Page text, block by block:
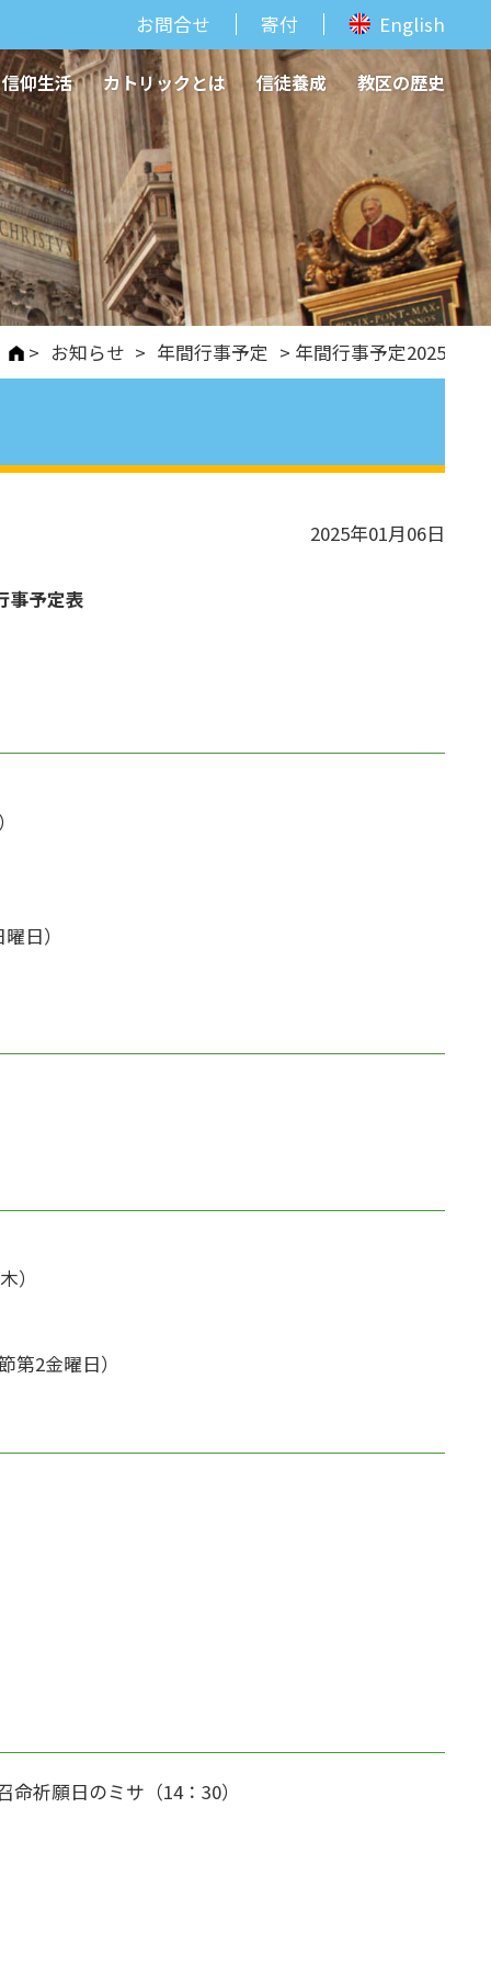
お問合せ 寄付 English
信仰生活 カトリックとは 信徒養成 教区の歴史
> お知らせ > 年間行事予定 > 年間行事予定2025
2025年01月06日
事予定表
）
）
2金曜日）
祈願日のミサ（14：30）